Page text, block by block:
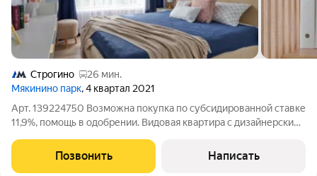
Строгино
26 мин.
Мякинино парк, 4 квартал 2021
Арт. 139224750 Возможна покупка по субсидированной ставке
11,9%, помощь в одобрении. Видовая квартира с дизайнерским
ПИК в района Кунцево. Квартира полностью укомплектована
мебелью, техникой
Позвонить Написать